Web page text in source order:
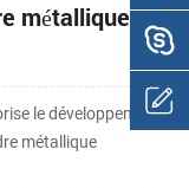
métallique
le développement
métallique